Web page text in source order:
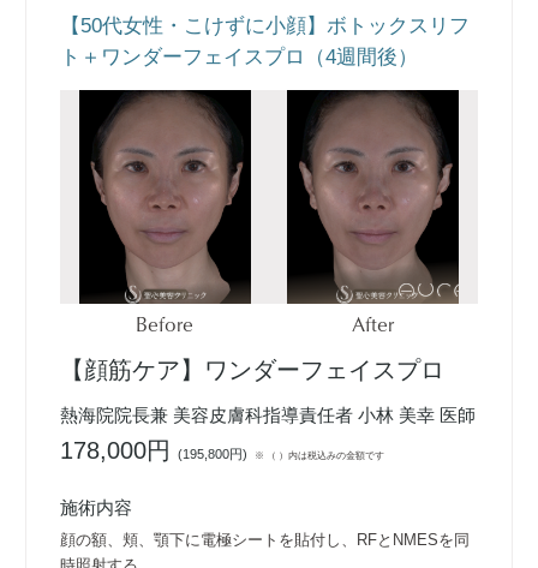
【50代女性・こけずに小顔】ボトックスリフ
ト＋ワンダーフェイスプロ（4週間後）
Before After
【顔筋ケア】ワンダーフェイスプロ
熱海院院長兼 美容皮膚科指導責任者 小林 美幸 医師
178,000円(195,800円) ※ （ ）内は税込みの金額です
施術内容
顔の額、頬、顎下に電極シートを貼付し、RFとNMESを同